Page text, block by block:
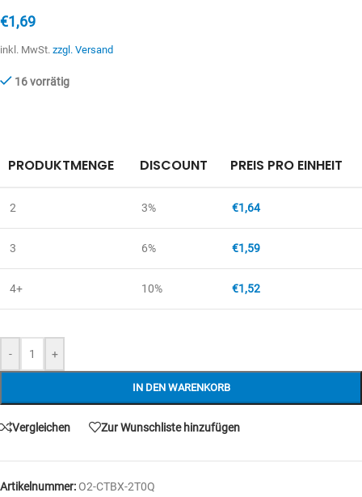
€1,69
inkl. MwSt. zzgl. Versand
16 vorrätig
- +
IN DEN WARENKORB
PRODUKTMENGE DISCOUNT PREIS PRO EINHEIT
2 3% €1,64
3 6% €1,59
4+ 10% €1,52
Vergleichen Zur Wunschliste hinzufügen
Artikelnummer: O2-CTBX-2T0Q